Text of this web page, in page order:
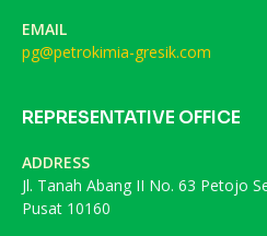
EMAIL
pg@petrokimia-gresik.com
REPRESENTATIVE OFFICE
ADDRESS
Jl. Tanah Abang II No. 63 Petojo
Pusat 10160